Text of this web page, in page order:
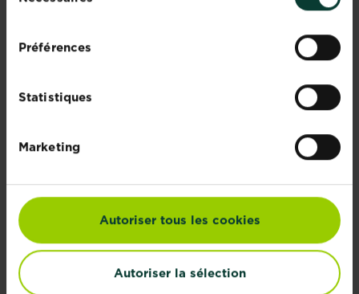
Préférences
Statistiques
Marketing
Autoriser tous les cookies
Autoriser la sélection
En savoir plus
En savoir plus En savoir plus